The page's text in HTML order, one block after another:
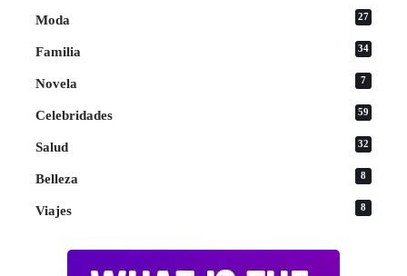
Moda 27
Familia 34
Novela 7
Celebridades 59
Salud 32
Belleza 8
Viajes 8